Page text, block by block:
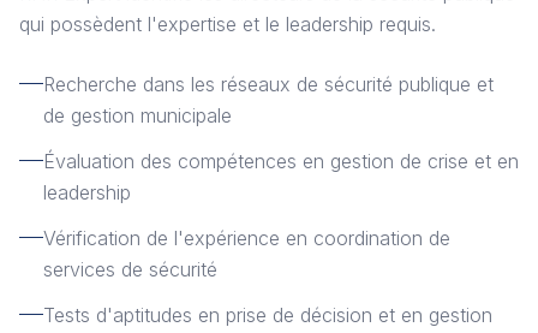
qui possèdent l'expertise et le leadership requis.
Recherche dans les réseaux de sécurité publique et
de gestion municipale
Évaluation des compétences en gestion de crise et en
leadership
Vérification de l'expérience en coordination de
services de sécurité
Tests d'aptitudes en prise de décision et en gestion